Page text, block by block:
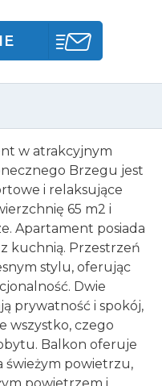
w atrakcyjnym
Brzegu jest
i relaksujące
65 m2 i
Apartament posiada
kuchnią. Przestrzeń
stylu, oferując
Dwie
prywatność i spokój,
wszystko, czego
Balkon oferuje
świeżym powietrzu,